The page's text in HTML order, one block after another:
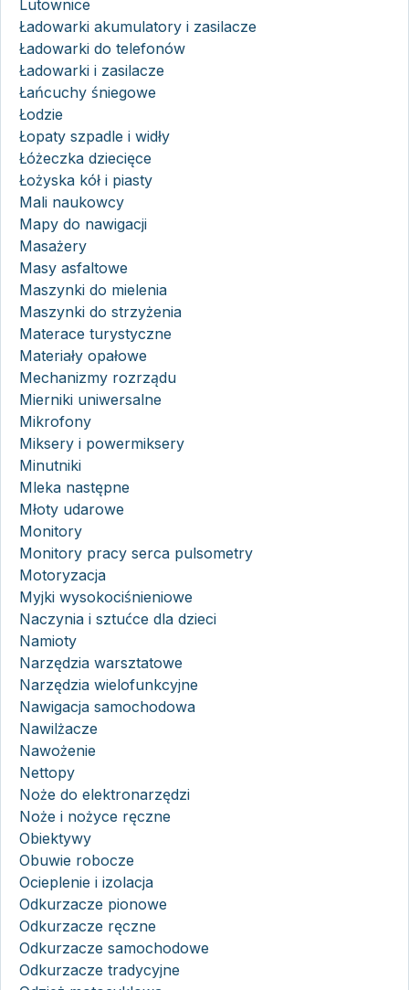
Lutownice
Ładowarki akumulatory i zasilacze
Ładowarki do telefonów
Ładowarki i zasilacze
Łańcuchy śniegowe
Łodzie
Łopaty szpadle i widły
Łóżeczka dziecięce
Łożyska kół i piasty
Mali naukowcy
Mapy do nawigacji
Masażery
Masy asfaltowe
Maszynki do mielenia
Maszynki do strzyżenia
Materace turystyczne
Materiały opałowe
Mechanizmy rozrządu
Mierniki uniwersalne
Mikrofony
Miksery i powermiksery
Minutniki
Mleka następne
Młoty udarowe
Monitory
Monitory pracy serca pulsometry
Motoryzacja
Myjki wysokociśnieniowe
Naczynia i sztućce dla dzieci
Namioty
Narzędzia warsztatowe
Narzędzia wielofunkcyjne
Nawigacja samochodowa
Nawilżacze
Nawożenie
Nettopy
Noże do elektronarzędzi
Noże i nożyce ręczne
Obiektywy
Obuwie robocze
Ocieplenie i izolacja
Odkurzacze pionowe
Odkurzacze ręczne
Odkurzacze samochodowe
Odkurzacze tradycyjne